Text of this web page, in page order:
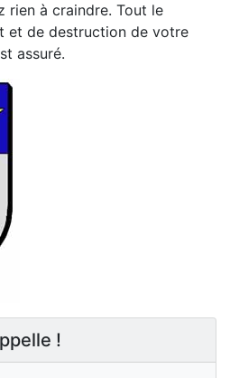
rien à craindre. Tout le
et de destruction de votre
assuré.
!